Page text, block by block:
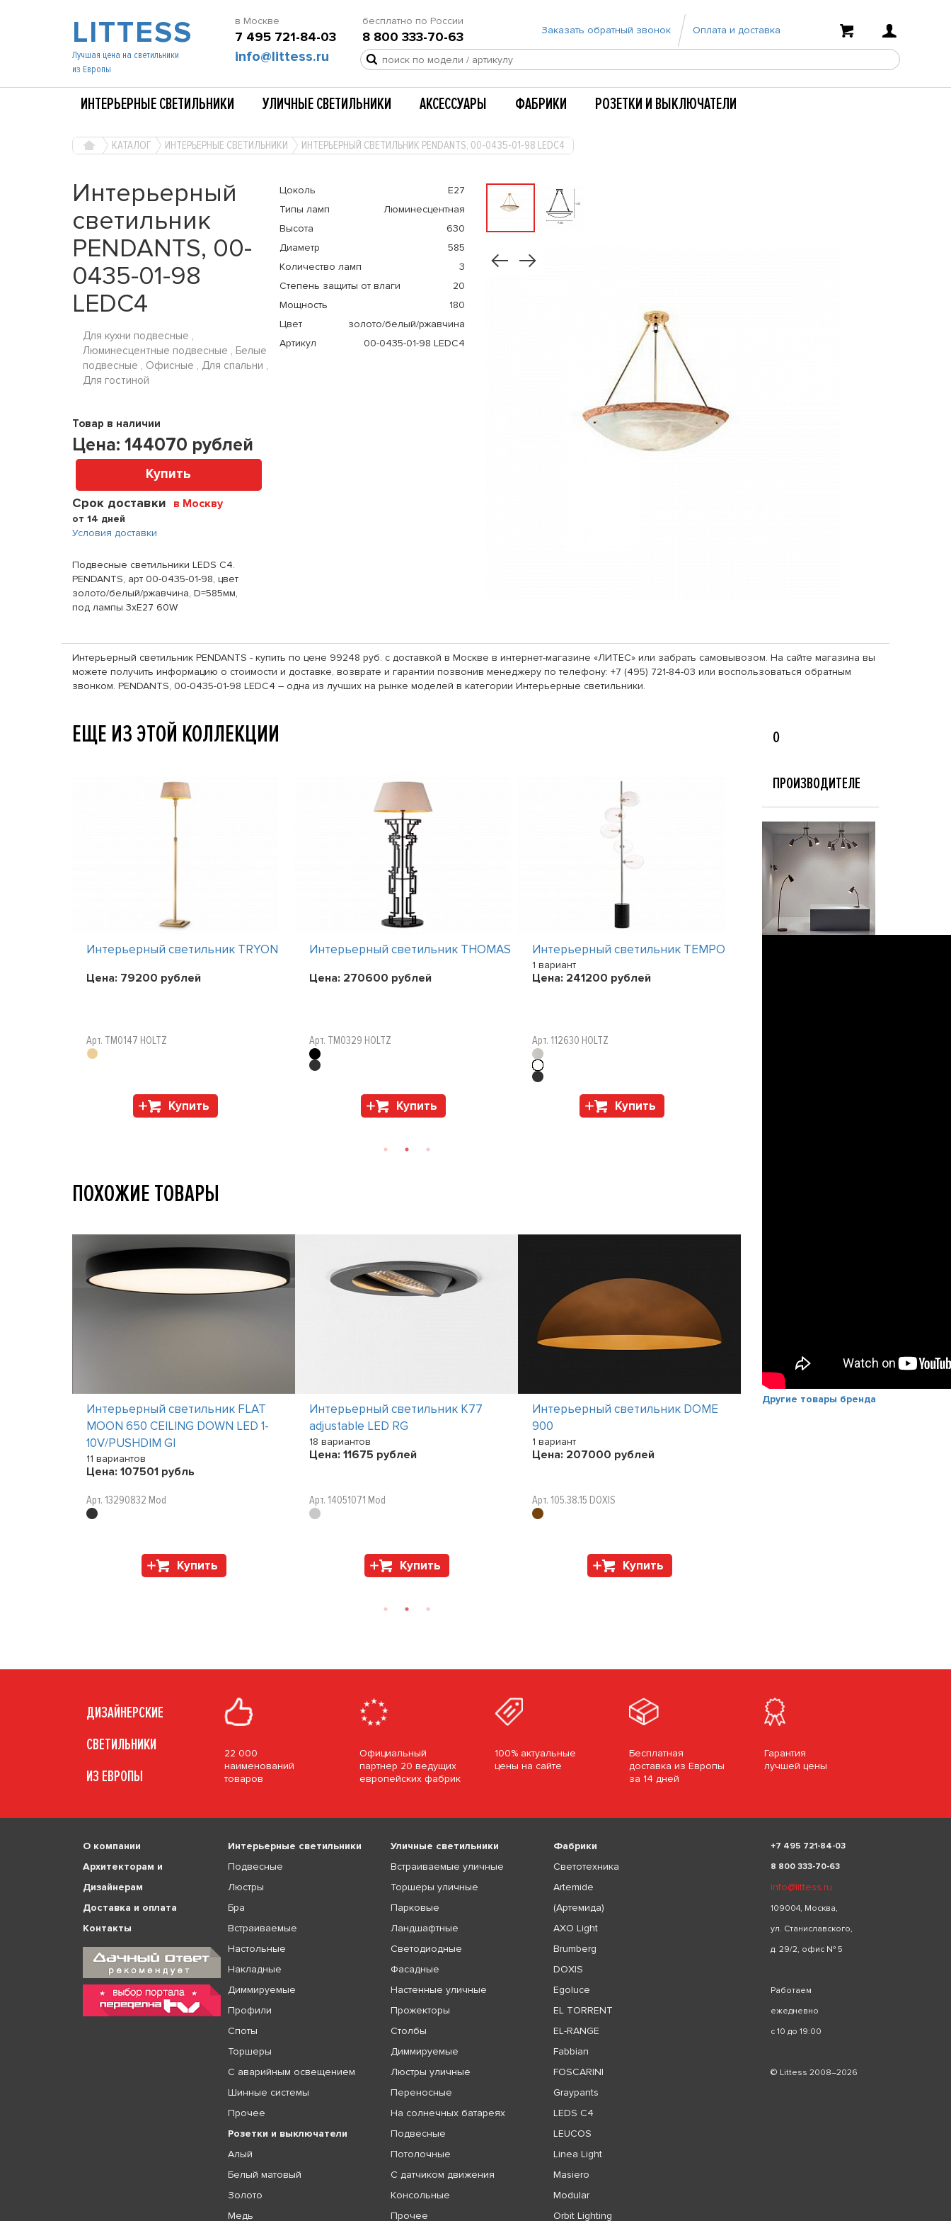
LITTESS
Лучшая цена на светильники
из Европы
в Москве
7 495 721-84-03
бесплатно по России
8 800 333-70-63 Заказать обратный звонок Оплата и доставка
info@littess.ru
ИНТЕРЬЕРНЫЕ СВЕТИЛЬНИКИ УЛИЧНЫЕ СВЕТИЛЬНИКИ АКСЕССУАРЫ ФАБРИКИ РОЗЕТКИ И ВЫКЛЮЧАТЕЛИ
КАТАЛОГ ИНТЕРЬЕРНЫЕ СВЕТИЛЬНИКИ ИНТЕРЬЕРНЫЙ СВЕТИЛЬНИК PENDANTS, 00-0435-01-98 LEDC4
Интерьерный
светильник
PENDANTS, 00-
0435-01-98
LEDC4
Для кухни подвесные ,
Люминесцентные подвесные , Белые
подвесные , Офисные , Для спальни ,
Для гостиной
Товар в наличии
Цена: 144070 рублей
Купить
Срок доставки в Москву
от 14 дней
Условия доставки
Подвесные светильники LEDS C4.
PENDANTS, арт 00-0435-01-98, цвет
золото/белый/ржавчина, D=585мм,
под лампы 3xE27 60W
Цоколь
E27
Типы ламп
Люминесцентная
Высота
630
Диаметр
585
Количество ламп
3
Степень защиты от влаги
20
Мощность
180
Цвет
золото/белый/ржавчина
Артикул
00-0435-01-98 LEDC4
Интерьерный светильник PENDANTS - купить по цене 99248 руб. с доставкой в Москве в интернет-магазине «ЛИТЕС» или забрать самовывозом. На сайте магазина вы
можете получить информацию о стоимости и доставке, возврате и гарантии позвонив менеджеру по телефону: +7 (495) 721-84-03 или воспользоваться обратным
звонком. PENDANTS, 00-0435-01-98 LEDC4 – одна из лучших на рынке моделей в категории Интерьерные светильники.
ЕЩЕ ИЗ ЭТОЙ КОЛЛЕКЦИИ
Интерьерный светильник TRYON
Цена: 79200 рублей
Арт. TM0147 HOLTZ
Купить
Интерьерный светильник THOMAS
Цена: 270600 рублей
Арт. TM0329 HOLTZ
Купить
Интерьерный светильник TEMPO
1 вариант
Цена: 241200 рублей
Арт. 112630 HOLTZ
Купить
ПОХОЖИЕ ТОВАРЫ
Интерьерный светильник FLAT
MOON 650 CEILING DOWN LED 1-
10V/PUSHDIM GI
11 вариантов
Цена: 107501 рубль
Арт. 13290832 Mod
Купить
Интерьерный светильник K77
adjustable LED RG
18 вариантов
Цена: 11675 рублей
Арт. 14051071 Mod
Купить
Интерьерный светильник DOME
900
1 вариант
Цена: 207000 рублей
Арт. 105.38.15 DOXIS
Купить
Интерьерный светильник WANT-
О
ПРОИЗВОДИТЕЛЕ
Другие товары бренда
ДИЗАЙНЕРСКИЕ
СВЕТИЛЬНИКИ
ИЗ ЕВРОПЫ
22 000
наименований
товаров
Официальный
партнер 20 ведущих
европейских фабрик
100% актуальные
цены на сайте
Бесплатная
доставка из Европы
за 14 дней
Гарантия
лучшей цены
О компании
Архитекторам и
Дизайнерам
Доставка и оплата
Контакты
Интерьерные светильники
Подвесные
Люстры
Бра
Встраиваемые
Настольные
Накладные
Диммируемые
Профили
Споты
Торшеры
С аварийным освещением
Шинные системы
Прочее
Розетки и выключатели
Алый
Белый матовый
Золото
Медь
Уличные светильники
Встраиваемые уличные
Торшеры уличные
Парковые
Ландшафтные
Светодиодные
Фасадные
Настенные уличные
Прожекторы
Столбы
Диммируемые
Люстры уличные
Переносные
На солнечных батареях
Подвесные
Потолочные
С датчиком движения
Консольные
Прочее
Фабрики
Светотехника
Artemide
(Артемида)
AXO Light
Brumberg
DOXIS
Egoluce
EL TORRENT
EL-RANGE
Fabbian
FOSCARINI
Graypants
LEDS C4
LEUCOS
Linea Light
Masiero
Modular
Orbit Lighting
+7 495 721-84-03
8 800 333-70-63
info@littess.ru
109004, Москва,
ул. Станиславского,
д. 29/2, офис № 5
Работаем
ежедневно
с 10 до 19:00
© Littess 2008–2026